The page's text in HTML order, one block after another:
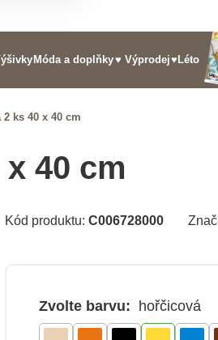
Móda a doplňky♥ Výprodej♥Léto
ks 40 x 40 cm
40 cm
Kód produktu: C006728000
Zvolte barvu: hořčicová